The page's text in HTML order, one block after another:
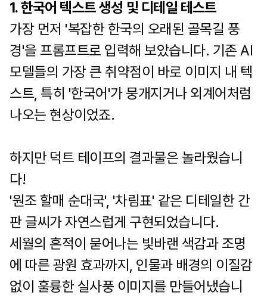
1. 한국어 텍스트 생성 및 디테일 테스트
가장 먼저 '복잡한 한국의 오래된 골목길 풍
경'을 프롬프트로 입력해 보았습니다. 기존 AI
모델들의 가장 큰 취약점이 바로 이미지 내 텍
스트, 특히 '한국어'가 뭉개지거나 외계어처럼
나오는 현상이었죠.
하지만 덕트 테이프의 결과물은 놀라웠습니
다!
'원조 할매 순대국', '차림표' 같은 디테일한 간
판 글씨가 자연스럽게 구현되었습니다.
세월의 흔적이 묻어나는 빛바랜 색감과 조명
에 따른 광원 효과까지, 인물과 배경의 이질감
없이 훌륭한 실사풍 이미지를 만들어냈습니